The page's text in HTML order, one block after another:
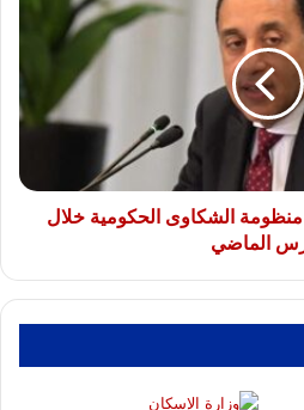
منظومة الشكاوى الحكومية خلال
الماضي